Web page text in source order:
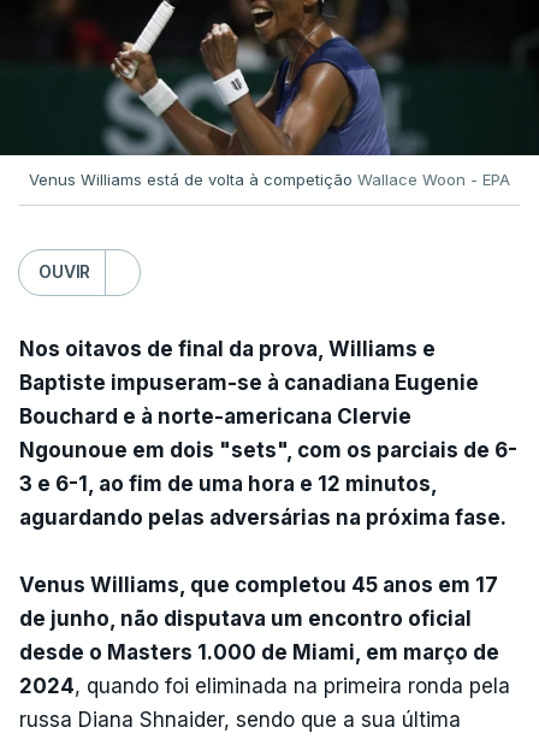
Venus Williams está de volta à competição Wallace Woon - EPA
OUVIR
Nos oitavos de final da prova, Williams e
Baptiste impuseram-se à canadiana Eugenie
Bouchard e à norte-americana Clervie
Ngounoue em dois "sets", com os parciais de 6-
3 e 6-1, ao fim de uma hora e 12 minutos,
aguardando pelas adversárias na próxima fase.
Venus Williams, que completou 45 anos em 17
de junho, não disputava um encontro oficial
desde o Masters 1.000 de Miami, em março de
2024, quando foi eliminada na primeira ronda pela
russa Diana Shnaider, sendo que a sua última